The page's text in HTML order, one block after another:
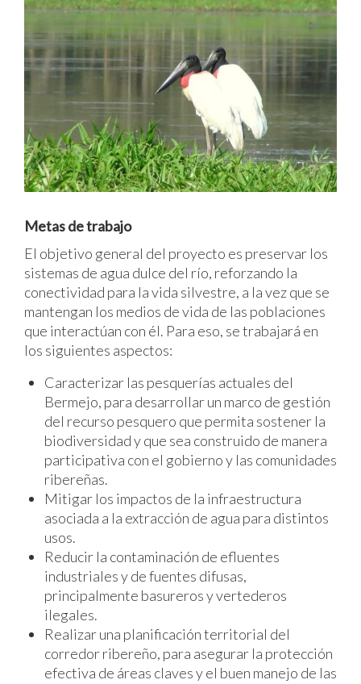
Metas de trabajo
El objetivo general del proyecto es preservar los
sistemas de agua dulce del río, reforzando la
conectividad para la vida silvestre, a la vez que se
mantengan los medios de vida de las poblaciones
que interactúan con él. Para eso, se trabajará en
los siguientes aspectos:
Caracterizar las pesquerías actuales del
Bermejo, para desarrollar un marco de gestión
del recurso pesquero que permita sostener la
biodiversidad y que sea construido de manera
participativa con el gobierno y las comunidades
ribereñas.
Mitigar los impactos de la infraestructura
asociada a la extracción de agua para distintos
usos.
Reducir la contaminación de efluentes
industriales y de fuentes difusas,
principalmente basureros y vertederos
ilegales.
Realizar una planificación territorial del
corredor ribereño, para asegurar la protección
efectiva de áreas claves y el buen manejo de las